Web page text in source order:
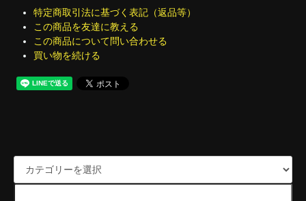
特定商取引法に基づく表記（返品等）
この商品を友達に教える
この商品について問い合わせる
買い物を続ける